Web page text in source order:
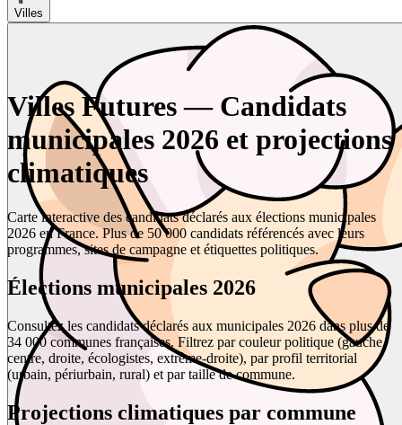
Villes
Villes Futures — Candidats
municipales 2026 et projections
climatiques
Carte interactive des candidats déclarés aux élections municipales
2026 en France. Plus de 50 000 candidats référencés avec leurs
programmes, sites de campagne et étiquettes politiques.
Élections municipales 2026
Consultez les candidats déclarés aux municipales 2026 dans plus de
34 000 communes françaises. Filtrez par couleur politique (gauche,
centre, droite, écologistes, extrême-droite), par profil territorial
(urbain, périurbain, rural) et par taille de commune.
Projections climatiques par commune